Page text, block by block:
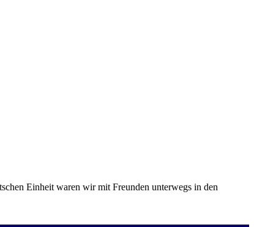
Einheit waren wir mit Freunden unterwegs in den